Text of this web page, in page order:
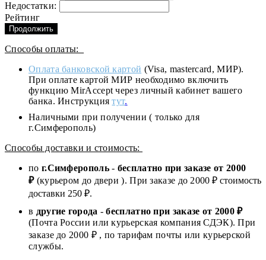
Недостатки:
Рейтинг
Продолжить
Способы оплаты:
Оплата банковской картой (Visa, mastercard, МИР).
При оплате картой МИР необходимо включить
функцию MirAccept через личный кабинет вашего
банка. Инструкциятут.
Наличными при получении ( только для
г.Симферополь)
Способы доставки и стоимость:
по г.Симферополь- бесплатно при заказе от 2000
₽(курьером до двери ). При заказе до 2000 ₽ стоимость
доставки 250 ₽.
в другие города -бесплатно при заказе от 2000 ₽
(Почта России или курьерская компания СДЭК). При
заказе до 2000 ₽ , по тарифам почты или курьерской
службы.